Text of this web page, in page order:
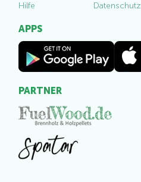
Hilfe Datenschutz
APPS
PARTNER